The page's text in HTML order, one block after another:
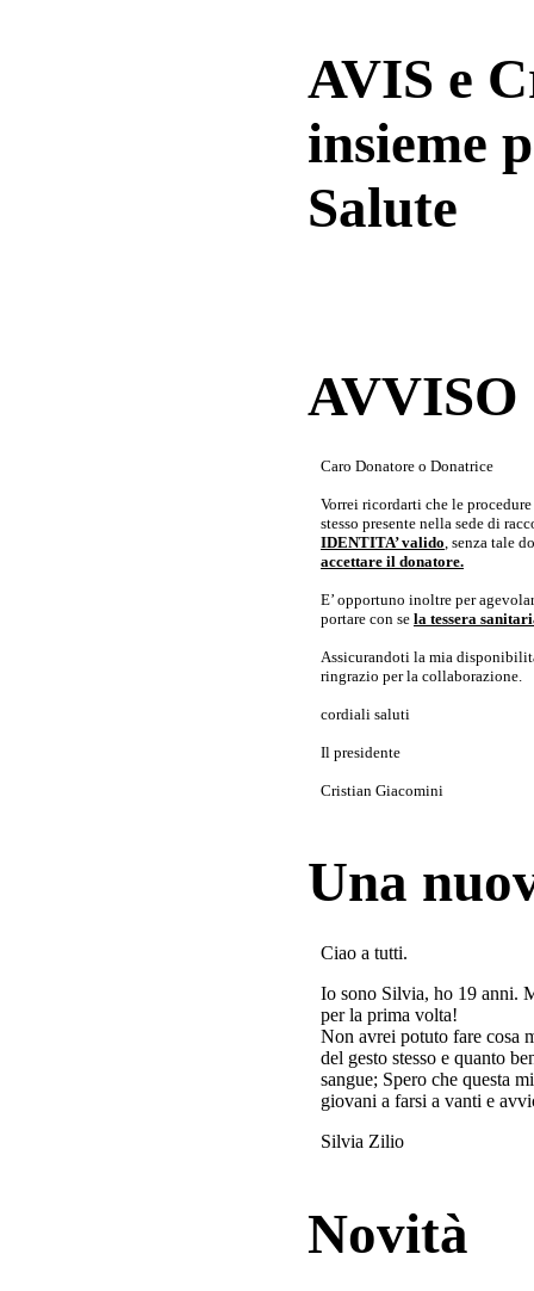
AVIS e
insieme
Salute
Caro Donatore o Donatrice
Vorrei ricordarti che le
stesso presente nella sede di
IDENTITA’ valido, senza tale
accettare il donatore.
E’ opportuno inoltre per
portare con se la tessera
Assicurandoti la mia
ringrazio per la collaborazione.
cordiali saluti
Il presidente
Cristian Giacomini
Una
Ciao a tutti.
Io sono Silvia, ho 19 anni.
per la prima volta!
Non avrei potuto fare cosa
del gesto stesso e quanto
sangue; Spero che questa
giovani a farsi a vanti e
Silvia Zilio
Novità